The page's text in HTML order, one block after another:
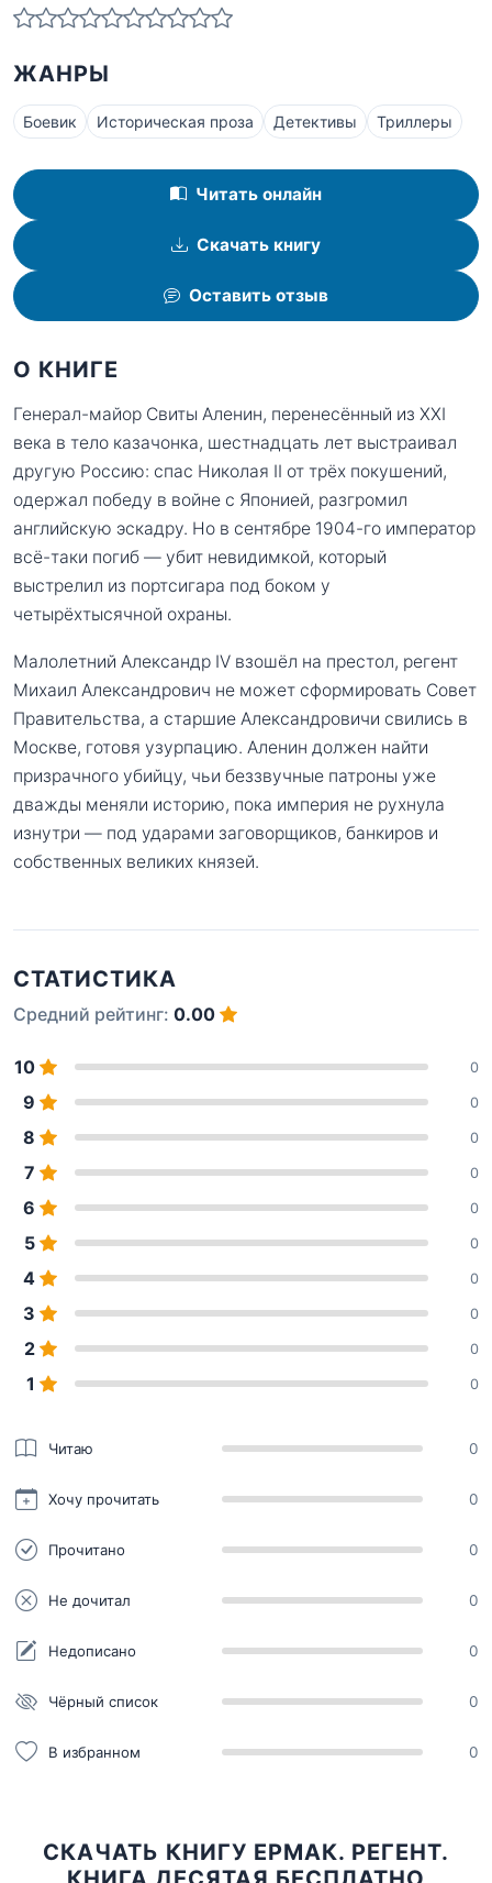
ЖАНРЫ
Боевик Историческая проза Детективы Триллеры
Читать онлайн
Скачать книгу
Оставить отзыв
О КНИГЕ
Генерал-майор Свиты Аленин, перенесённый из XXI
века в тело казачонка, шестнадцать лет выстраивал
другую Россию: спас Николая II от трёх покушений,
одержал победу в войне с Японией, разгромил
английскую эскадру. Но в сентябре 1904-го император
всё-таки погиб — убит невидимкой, который
выстрелил из портсигара под боком у
четырёхтысячной охраны.
Малолетний Александр IV взошёл на престол, регент
Михаил Александрович не может сформировать Совет
Правительства, а старшие Александровичи свились в
Москве, готовя узурпацию. Аленин должен найти
призрачного убийцу, чьи беззвучные патроны уже
дважды меняли историю, пока империя не рухнула
изнутри — под ударами заговорщиков, банкиров и
собственных великих князей.
СТАТИСТИКА
Средний рейтинг: 0.00
10 0
9 0
8 0
7 0
6 0
5 0
4 0
3 0
2 0
1 0
Читаю 0
Хочу прочитать 0
Прочитано 0
Не дочитал 0
Недописано 0
Чёрный список 0
В избранном 0
СКАЧАТЬ КНИГУ ЕРМАК. РЕГЕНТ.